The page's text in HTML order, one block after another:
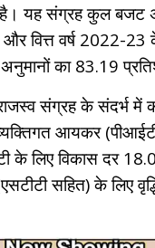
यह संग्रह कुल बजट
वित्त वर्ष 2022-23
का 83.19
संग्रह के संदर्भ में
आयकर
के लिए विकास दर
सहित) के लिए